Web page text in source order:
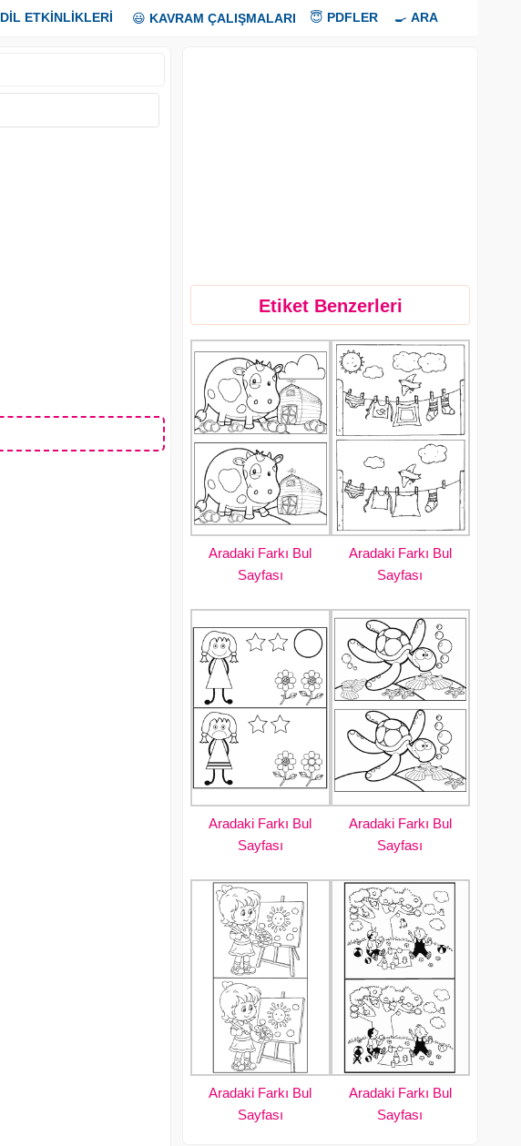
DİL ETKİNLİKLERİ 😃 KAVRAM ÇALIŞMALARI 😇 PDFLER 🍳 ARA
Etiket Benzerleri
Aradaki Farkı Bul
Sayfası
Aradaki Farkı Bul
Sayfası
Aradaki Farkı Bul
Sayfası
Aradaki Farkı Bul
Sayfası
Aradaki Farkı Bul
Sayfası
Aradaki Farkı Bul
Sayfası